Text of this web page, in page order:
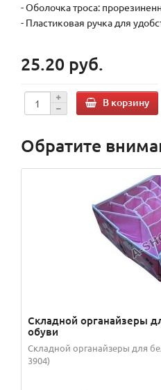
- Оболочка троса:
- Пластиковая ручка для
25.20 руб.
В корзину
Обратите
Складной органайзеры
обуви
Складной органайзеры для
3904)